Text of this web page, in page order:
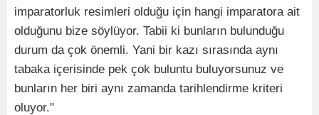
imparatorluk resimleri olduğu için hangi imparatora ait
olduğunu bize söylüyor. Tabii ki bunların bulunduğu
durum da çok önemli. Yani bir kazı sırasında aynı
tabaka içerisinde pek çok buluntu buluyorsunuz ve
bunların her biri aynı zamanda tarihlendirme kriteri
oluyor."